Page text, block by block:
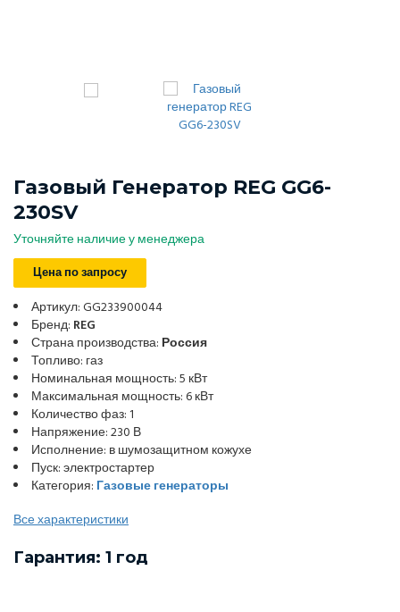
Газовый Генератор REG GG6-
230SV
Уточняйте наличие у менеджера
Цена по запросу
Артикул: GG233900044
Бренд: REG
Страна производства: Россия
Топливо: газ
Номинальная мощность: 5 кВт
Максимальная мощность: 6 кВт
Количество фаз: 1
Напряжение: 230 В
Исполнение: в шумозащитном кожухе
Пуск: электростартер
Категория: Газовые генераторы
Все характеристики
Гарантия: 1 год